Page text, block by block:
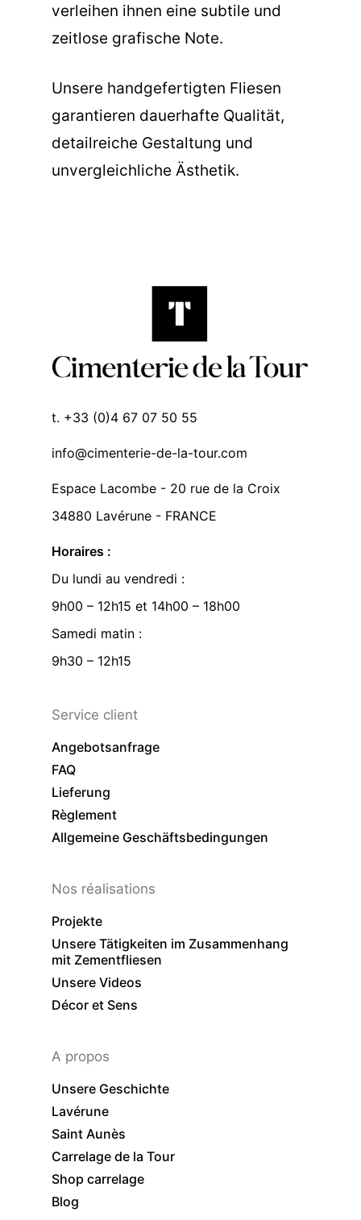
verleihen ihnen eine subtile und
zeitlose grafische Note.
Unsere handgefertigten Fliesen
garantieren dauerhafte Qualität,
detailreiche Gestaltung und
unvergleichliche Ästhetik.
t. +33 (0)4 67 07 50 55
info@cimenterie-de-la-tour.com
Espace Lacombe - 20 rue de la Croix
34880 Lavérune - FRANCE
Horaires :
Du lundi au vendredi :
9h00 – 12h15 et 14h00 – 18h00
Samedi matin :
9h30 – 12h15
Service client
Angebotsanfrage
FAQ
Lieferung
Règlement
Allgemeine Geschäftsbedingungen
Nos réalisations
Projekte
Unsere Tätigkeiten im Zusammenhang
mit Zementfliesen
Unsere Videos
Décor et Sens
A propos
Unsere Geschichte
Lavérune
Saint Aunès
Carrelage de la Tour
Shop carrelage
Blog